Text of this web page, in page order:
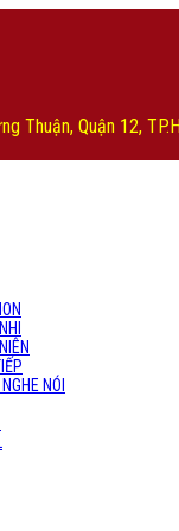
Thuận, Quận 12,
NÓI